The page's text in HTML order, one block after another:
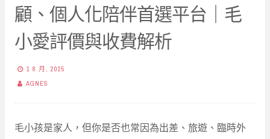
顧、個人化陪伴首選平台｜毛
小愛評價與收費解析
1 8 月, 2025
AGNES
毛小孩是家人，但你是否也常因為出差、旅遊、臨時外